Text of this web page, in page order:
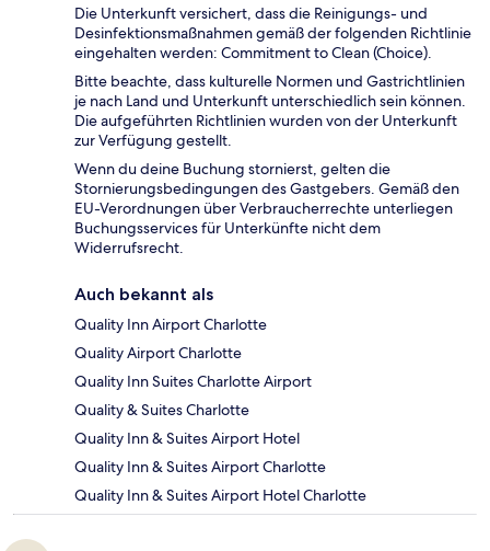
Die Unterkunft versichert, dass die Reinigungs- und
Desinfektionsmaßnahmen gemäß der folgenden Richtlinie
eingehalten werden: Commitment to Clean (Choice).
Bitte beachte, dass kulturelle Normen und Gastrichtlinien
je nach Land und Unterkunft unterschiedlich sein können.
Die aufgeführten Richtlinien wurden von der Unterkunft
zur Verfügung gestellt.
Wenn du deine Buchung stornierst, gelten die
Stornierungsbedingungen des Gastgebers. Gemäß den
EU-Verordnungen über Verbraucherrechte unterliegen
Buchungsservices für Unterkünfte nicht dem
Widerrufsrecht.
Auch bekannt als
Quality Inn Airport Charlotte
Quality Airport Charlotte
Quality Inn Suites Charlotte Airport
Quality & Suites Charlotte
Quality Inn & Suites Airport Hotel
Quality Inn & Suites Airport Charlotte
Quality Inn & Suites Airport Hotel Charlotte